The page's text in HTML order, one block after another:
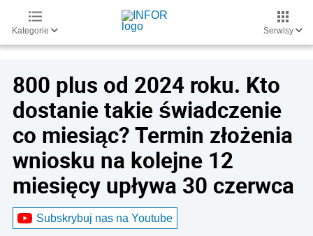
Kategorie Serwisy
800 plus od 2024 roku. Kto
dostanie takie świadczenie
co miesiąc? Termin złożenia
wniosku na kolejne 12
miesięcy upływa 30 czerwca
Subskrybuj nas na Youtube